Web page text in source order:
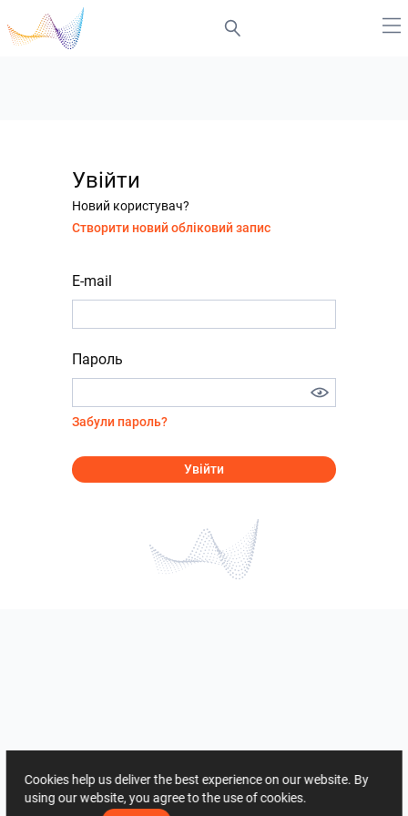
Увійти
Новий користувач?
Створити новий обліковий запис
E-mail
Пароль
Забули пароль?
Увійти
Cookies help us deliver the best experience on our website. By
using our website, you agree to the use of cookies.